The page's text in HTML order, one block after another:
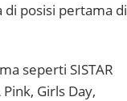
posisi pertama di
seperti SISTAR
Girls Day,